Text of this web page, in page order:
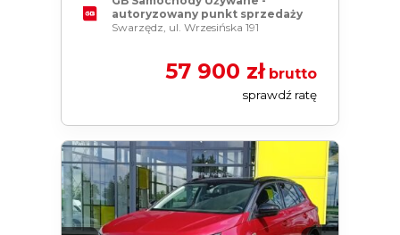
autoryzowany punkt sprzedaży
Swarzędz, ul. Wrzesińska 191
57 900 złbrutto
sprawdź ratę